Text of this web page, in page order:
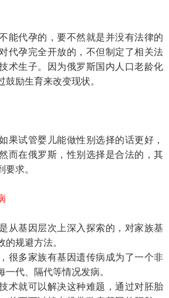
能代孕的，要不然就是并没有法律的
代孕完全开放的，不但制定了相关法
术生子。因为俄罗斯国内人口老龄化
励生育来改变现状。
果试管婴儿能做性别选择的话更好，
而在俄罗斯，性别选择是合法的，其
求。
从基因层次上深入探索的，对家族基
规避方法。
很多家族有基因遗传病成为了一个非
代、隔代等情况发病。
术就可以解决这种难题，通过对胚胎